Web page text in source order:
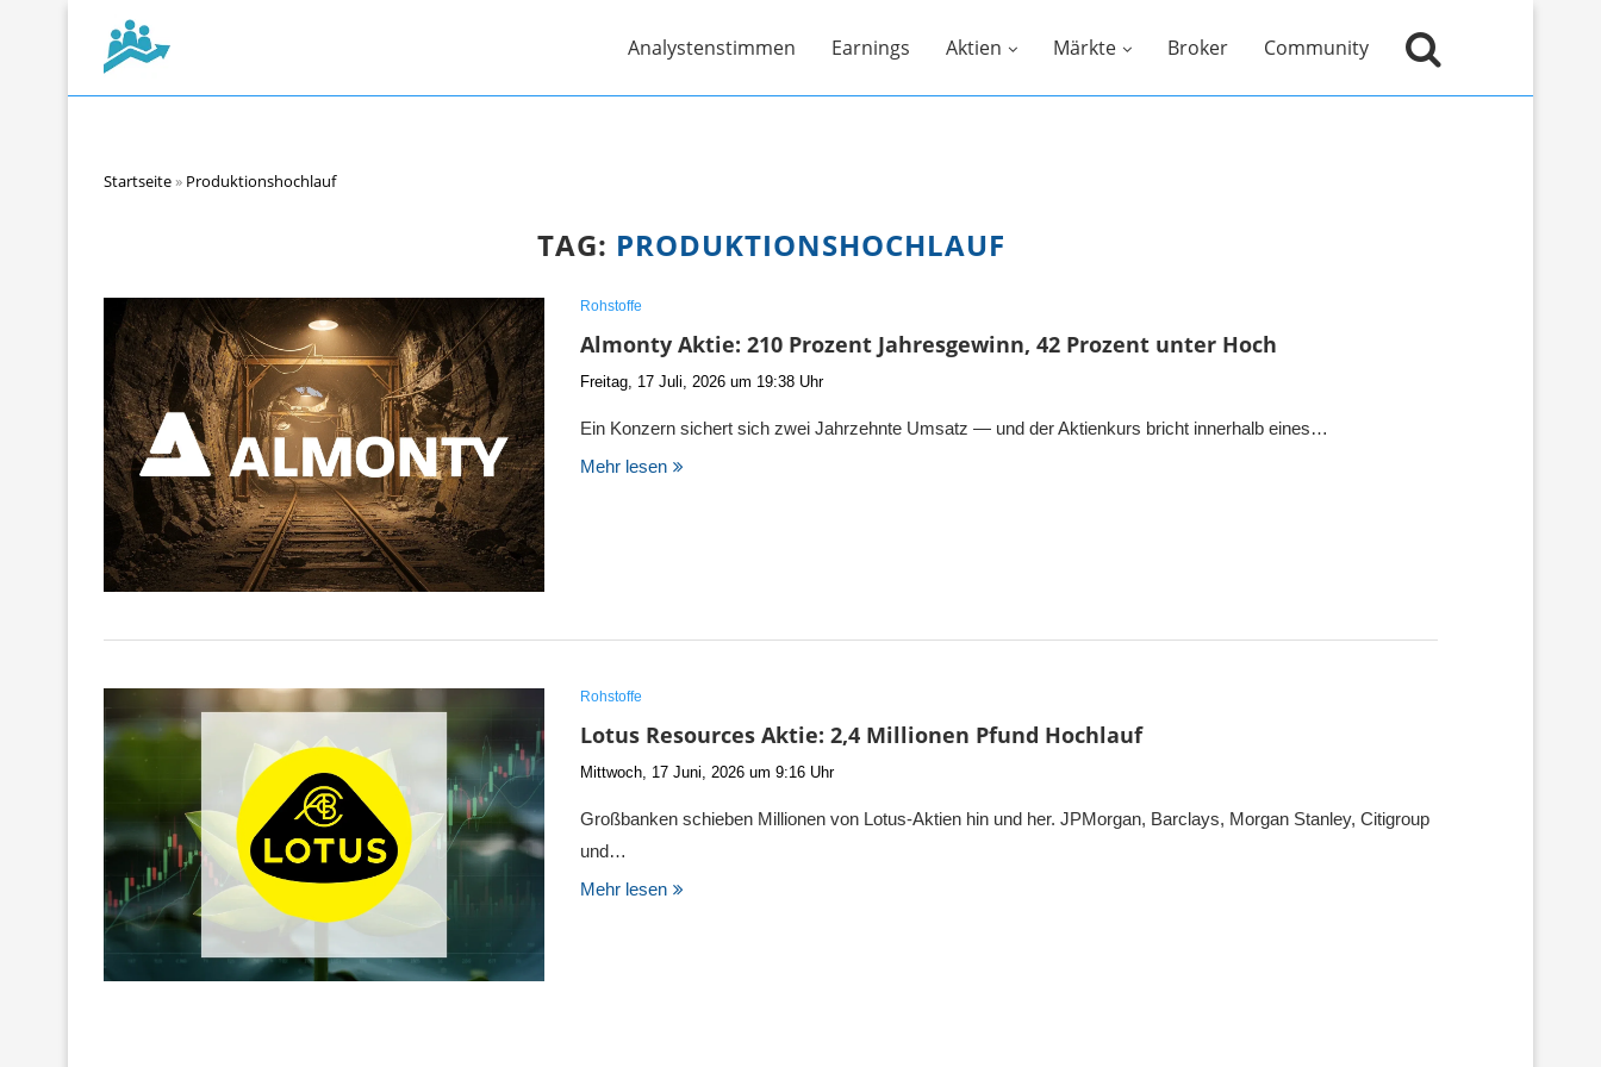
Analystenstimmen Earnings Aktien Märkte Broker Community
Startseite» Produktionshochlauf
TAG: PRODUKTIONSHOCHLAUF
Rohstoffe
Almonty Aktie: 210 Prozent Jahresgewinn, 42 Prozent unter Hoch
Freitag, 17 Juli, 2026 um 19:38 Uhr
Ein Konzern sichert sich zwei Jahrzehnte Umsatz — und der Aktienkurs bricht innerhalb eines…
Mehr lesen
Rohstoffe
Lotus Resources Aktie: 2,4 Millionen Pfund Hochlauf
Mittwoch, 17 Juni, 2026 um 9:16 Uhr
Großbanken schieben Millionen von Lotus-Aktien hin und her. JPMorgan, Barclays, Morgan Stanley, Citigroup
und…
Mehr lesen